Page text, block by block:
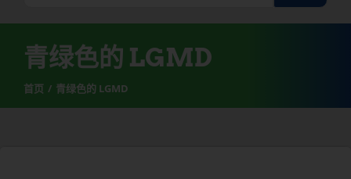
查
询
青绿色的 LGMD
首页 青绿色的 LGMD